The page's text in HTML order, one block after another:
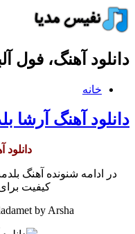
دانلود آهنگ، فول
خانه
دانلود آهنگ آرشا
در ادامه شنونده آهنگ
کیفیت
by Arsha